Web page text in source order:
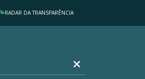
RADAR DA TRANSPARÊNCIA